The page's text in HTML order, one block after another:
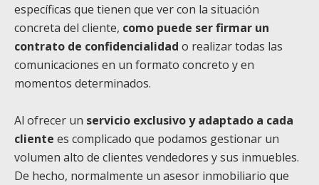
específicas que tienen que ver con la situación
concreta del cliente, como puede ser firmar un
contrato de confidencialidad o realizar todas las
comunicaciones en un formato concreto y en
momentos determinados.
Al ofrecer un servicio exclusivo y adaptado a cada
cliente es complicado que podamos gestionar un
volumen alto de clientes vendedores y sus inmuebles.
De hecho, normalmente un asesor inmobiliario que